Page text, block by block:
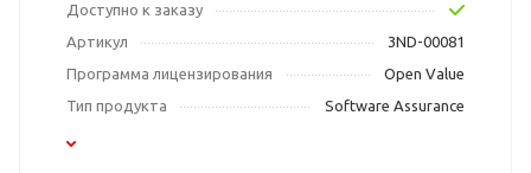
Доступно к заказу
Артикул
3ND-00081
Программа лицензирования
Open Value
Тип продукта
Software Assurance